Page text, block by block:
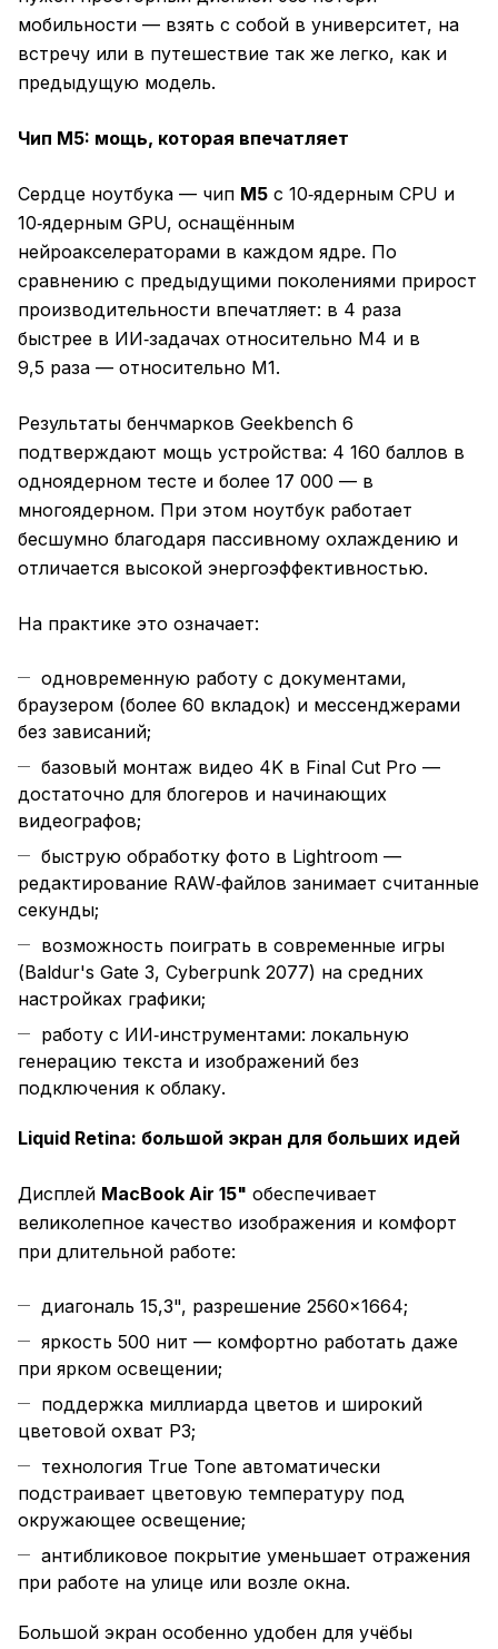
мобильности — взять с собой в университет, на
встречу или в путешествие так же легко, как и
предыдущую модель.
Чип M5: мощь, которая впечатляет
Сердце ноутбука — чип M5 с 10‑ядерным CPU и
10‑ядерным GPU, оснащённым
нейроакселераторами в каждом ядре. По
сравнению с предыдущими поколениями прирост
производительности впечатляет: в 4 раза
быстрее в ИИ‑задачах относительно M4 и в
9,5 раза — относительно M1.
Результаты бенчмарков Geekbench 6
подтверждают мощь устройства: 4 160 баллов в
одноядерном тесте и более 17 000 — в
многоядерном. При этом ноутбук работает
бесшумно благодаря пассивному охлаждению и
отличается высокой энергоэффективностью.
На практике это означает:
одновременную работу с документами,
браузером (более 60 вкладок) и мессенджерами
без зависаний;
базовый монтаж видео 4K в Final Cut Pro —
достаточно для блогеров и начинающих
видеографов;
быструю обработку фото в Lightroom —
редактирование RAW‑файлов занимает считанные
секунды;
возможность поиграть в современные игры
(Baldur's Gate 3, Cyberpunk 2077) на средних
настройках графики;
работу с ИИ‑инструментами: локальную
генерацию текста и изображений без
подключения к облаку.
Liquid Retina: большой экран для больших идей
Дисплей MacBook Air 15" обеспечивает
великолепное качество изображения и комфорт
при длительной работе:
диагональ 15,3", разрешение 2560×1664;
яркость 500 нит — комфортно работать даже
при ярком освещении;
поддержка миллиарда цветов и широкий
цветовой охват P3;
технология True Tone автоматически
подстраивает цветовую температуру под
окружающее освещение;
антибликовое покрытие уменьшает отражения
при работе на улице или возле окна.
Большой экран особенно удобен для учёбы